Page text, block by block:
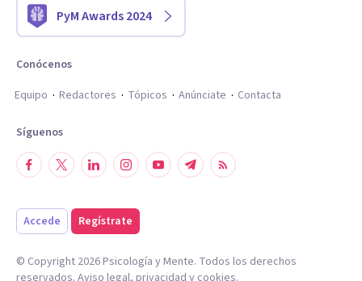
PyM Awards 2024
Conócenos
Equipo
Redactores Tópicos Anúnciate Contacta
Síguenos
Accede Regístrate
© Copyright 2026Psicología y Mente. Todos los derechos
reservados. Aviso legal, privacidad y cookies.